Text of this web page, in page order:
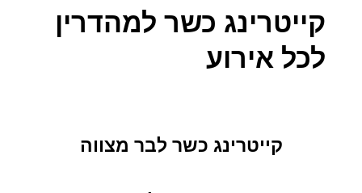
קייטרינג כשר למהדרין
לכל אירוע
קייטרינג כשר לבר מצווה